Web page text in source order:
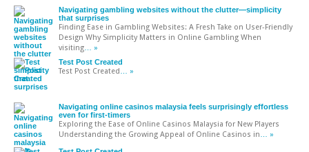
Navigating gambling websites without the clutter—simplicity
that surprises
Finding Ease in Gambling Websites: A Fresh Take on User-Friendly
Design Why Simplicity Matters in Online Gambling When
visiting … »
Test Post Created
Test Post Created … »
Navigating online casinos malaysia feels surprisingly effortless
even for first-timers
Exploring the Ease of Online Casinos Malaysia for New Players
Understanding the Growing Appeal of Online Casinos in … »